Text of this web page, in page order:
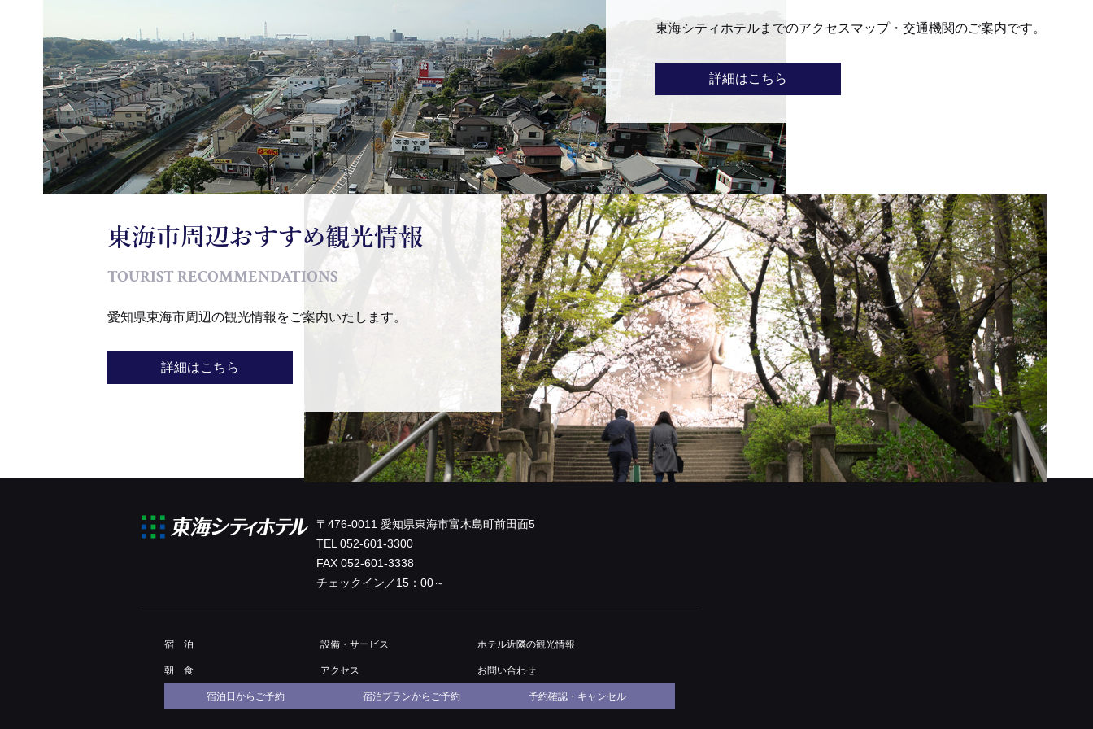
東海シティホテルまでのアクセスマップ・交通機関のご案内です。
詳細はこちら
東海市周辺おすすめ観光情報
TOURIST RECOMMENDATIONS
愛知県東海市周辺の観光情報をご案内いたします。
詳細はこちら
〒476-0011 愛知県東海市富木島町前田面5
TEL052-601-3300
FAX 052-601-3338
チェックイン／15：00～
宿 泊 設備・サービス ホテル近隣の観光情報
朝 食 アクセス お問い合わせ
宿泊日からご予約 宿泊プランからご予約 予約確認・キャンセル